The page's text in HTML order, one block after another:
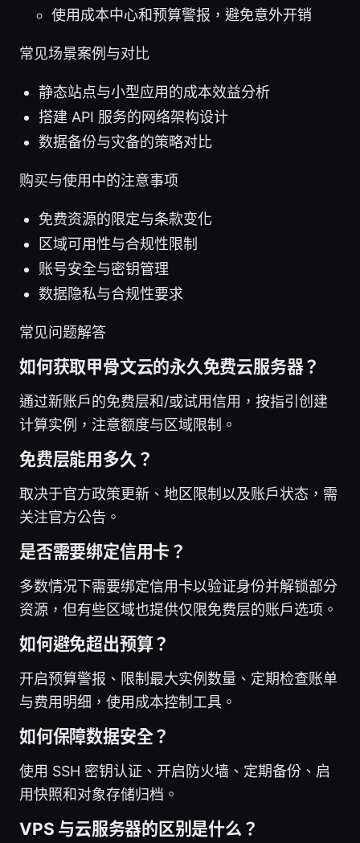
使用成本中心和预算警报，避免意外开销
常见场景案例与对比
静态站点与小型应用的成本效益分析
搭建 API 服务的网络架构设计
数据备份与灾备的策略对比
购买与使用中的注意事项
免费资源的限定与条款变化
区域可用性与合规性限制
账号安全与密钥管理
数据隐私与合规性要求
常见问题解答
如何获取甲骨文云的永久免费云服务器？
通过新账户的免费层和/或试用信用，按指引创建
计算实例，注意额度与区域限制。
免费层能用多久？
取决于官方政策更新、地区限制以及账户状态，需
关注官方公告。
是否需要绑定信用卡？
多数情况下需要绑定信用卡以验证身份并解锁部分
资源，但有些区域也提供仅限免费层的账户选项。
如何避免超出预算？
开启预算警报、限制最大实例数量、定期检查账单
与费用明细，使用成本控制工具。
如何保障数据安全？
使用 SSH 密钥认证、开启防火墙、定期备份、启
用快照和对象存储归档。
VPS 与云服务器的区别是什么？